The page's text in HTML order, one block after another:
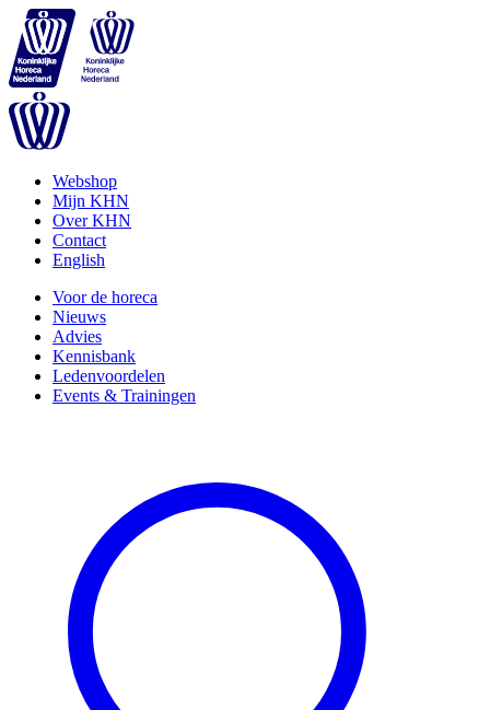
Webshop
Mijn KHN
Over KHN
Contact
English
Voor de horeca
Nieuws
Advies
Kennisbank
Ledenvoordelen
Events & Trainingen